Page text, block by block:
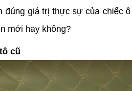
giá trị thực sự của chiếc
mới hay không?
cũ